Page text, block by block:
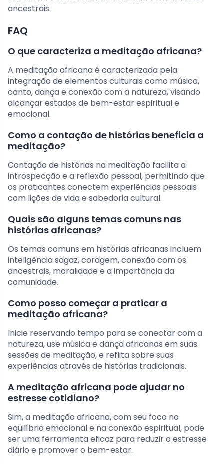
ancestrais.
FAQ
O que caracteriza a meditação africana?
A meditação africana é caracterizada pela
integração de elementos culturais como música,
canto, dança e conexão com a natureza, visando
alcançar estados de bem-estar espiritual e
emocional.
Como a contação de histórias beneficia a
meditação?
Contação de histórias na meditação facilita a
introspecção e a reflexão pessoal, permitindo que
os praticantes conectem experiências pessoais
com lições de vida e sabedoria cultural.
Quais são alguns temas comuns nas
histórias africanas?
Os temas comuns em histórias africanas incluem
inteligência sagaz, coragem, conexão com os
ancestrais, moralidade e a importância da
comunidade.
Como posso começar a praticar a
meditação africana?
Inicie reservando tempo para se conectar com a
natureza, use música e dança africanas em suas
sessões de meditação, e reflita sobre suas
experiências através de histórias tradicionais.
A meditação africana pode ajudar no
estresse cotidiano?
Sim, a meditação africana, com seu foco no
equilíbrio emocional e na conexão espiritual, pode
ser uma ferramenta eficaz para reduzir o estresse
diário e promover o bem-estar.